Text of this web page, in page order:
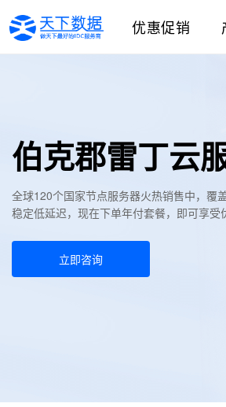
优惠促销
伯克郡雷丁云
全球120个国家节点服务器火热销售中，覆
稳定低延迟，现在下单年付套餐，即可享受
立即咨询